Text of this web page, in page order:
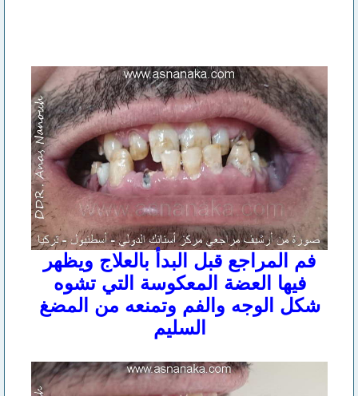
فم المراجع قبل البدأ بالعلاج ويظهر
فيها العضة المعكوسة التي تشوه
شكل الوجه والفم وتمنعه من المضغ
السليم